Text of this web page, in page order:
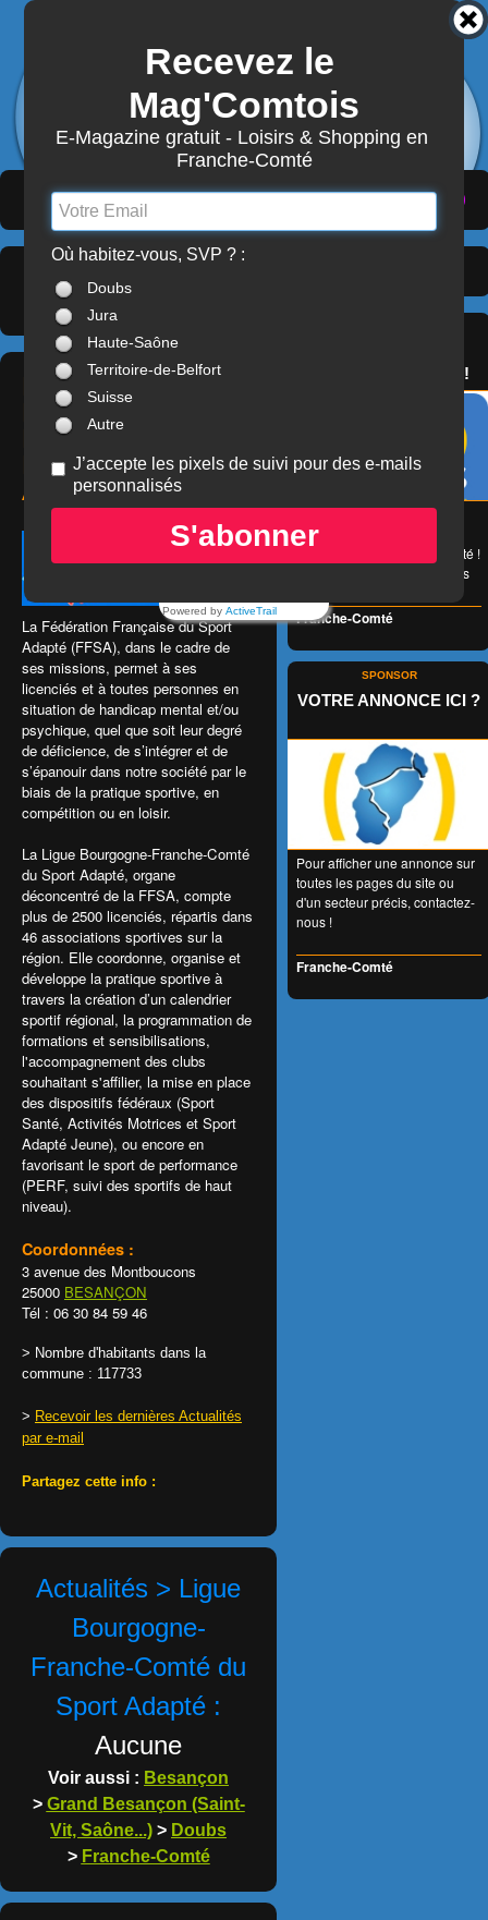
Franche-Comté
3942
7870
Abonnement Mag'Comtois
(ACTUALITÉS) (ANNUAIRE) (MON COMPTE )
Organismes du Sport
Doubs (25)
LIGUE
BOURGOGNE-
FRANCHE-COMTÉ
DU SPORT
ADAPTÉ
La Fédération Française du Sport
Adapté (FFSA), dans le cadre de
ses missions, permet à ses
licenciés et à toutes personnes en
situation de handicap mental et/ou
psychique, quel que soit leur degré
de déficience, de s’intégrer et de
s’épanouir dans notre société par le
biais de la pratique sportive, en
compétition ou en loisir.
La Ligue Bourgogne-Franche-Comté
du Sport Adapté, organe
déconcentré de la FFSA, compte
plus de 2500 licenciés, répartis dans
46 associations sportives sur la
région. Elle coordonne, organise et
développe la pratique sportive à
travers la création d’un calendrier
sportif régional, la programmation de
formations et sensibilisations,
l'accompagnement des clubs
souhaitant s'affilier, la mise en place
des dispositifs fédéraux (Sport
Santé, Activités Motrices et Sport
Adapté Jeune), ou encore en
favorisant le sport de performance
(PERF, suivi des sportifs de haut
niveau).
Coordonnées :
3 avenue des Montboucons
25000 BESANÇON
Tél : 06 30 84 59 46
> Nombre d'habitants dans la
commune : 117733
> Recevoir les dernières Actualités
par e-mail
Partagez cette info :
Actualités > Ligue
Bourgogne-
Franche-Comté du
Sport Adapté :
Aucune
Voir aussi : Besançon
> Grand Besançon (Saint-
Vit, Saône...) > Doubs
> Franche-Comté
LE PASS'COMTOIS !
😉 LA carte de réduction
accessible à tous et valable
1 an entier en Franche-Comté !
👍 + de 350 Partenaires dans
Franche-Comté
SPONSOR
VOTRE ANNONCE ICI ?
Pour afficher une annonce sur
toutes les pages du site ou
d'un secteur précis, contactez-
nous !
Franche-Comté
Recevez le
Mag'Comtois
E-Magazine gratuit - Loisirs & Shopping en
Franche-Comté
Où habitez-vous, SVP ? :
Doubs
Jura
Haute-Saône
Territoire-de-Belfort
Suisse
Autre
J’accepte les pixels de suivi pour des e-mails
personnalisés
S'abonner
Powered by ActiveTrail